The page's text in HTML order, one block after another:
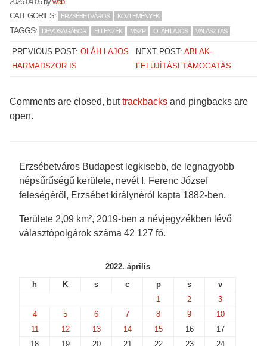
t
o
s
h
a
e
o
n
F
b
o
k
s
i
n
n
e
w
n
o
t
o
s
h
a
e
o
n
T
t
e
n
n
e
w
w
d
o
w
o
s
h
a
e
o
l
r
n
n
e
w
w
i
o
)
o
s
h
a
e
o
e
t
n
n
e
w
w
i
o
)
CATEGORIES:
ERZSÉBETVÁROS KÖZLEMÉNYEK
TAGGS: DEVOSA GÁBOR ELLENZÉK MSZP OLÁH LAJOS VÁLASZTÁS
PREVIOUS POST:OLÁH LAJOS
HARMADSZOR IS
NEXT POST:ABLAK-
FELÚJÍTÁSI TÁMOGATÁS
Comments are closed, buttrackbacks and pingbacks are
open.
Erzsébetváros Budapest legkisebb, de legnagyobb
népsűrűségű kerülete, nevét I. Ferenc József
feleségéről, Erzsébet királynéról kapta 1882-ben.
Területe 2,09 km², 2019-ben a névjegyzékben lévő
választópolgárok száma 42 127 fő.
2022. április
h
K s c p s
v
1
2
3
4
5 6 7 8 9
10
11
12 13 14 15 16
17
18
19 20 21 22 23
24